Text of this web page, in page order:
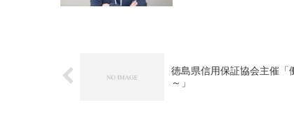
徳島県信用保証協会主催「
～」